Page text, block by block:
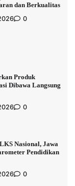
dan Berkualitas
0
Produk
Dibawa Langsung
0
Nasional, Jawa
Pendidikan
0